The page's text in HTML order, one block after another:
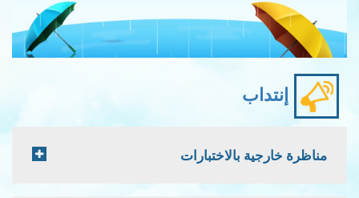
إنتداب
مناظرة خارجية بالاختبارات